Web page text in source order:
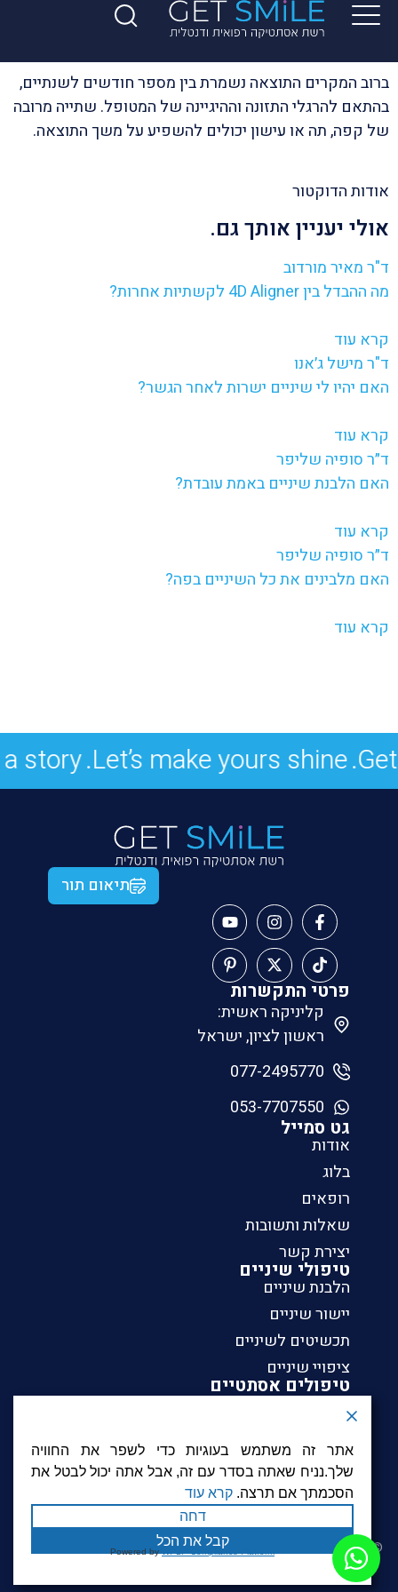
ברוב המקרים התוצאה נשמרת בין מספר חודשים לשנתיים,
בהתאם להרגלי התזונה וההיגיינה של המטופל. שתייה מרובה
של קפה, תה או עישון יכולים להשפיע על משך התוצאה.
אודות הדוקטור
אולי יעניין אותך גם.
ד"ר מאיר מורדוב
מה ההבדל בין 4D Aligner לקשתיות אחרות?
קרא עוד
ד"ר מישל ג׳אנו
האם יהיו לי שיניים ישרות לאחר הגשר?
קרא עוד
ד״ר סופיה שליפר
האם הלבנת שיניים באמת עובדת?
קרא עוד
ד״ר סופיה שליפר
האם מלבינים את כל השיניים בפה?
קרא עוד
story. Let’s make yours shine. Get
תיאום תור
פרטי התקשרות
קליניקה ראשית:
ראשון לציון, ישראל
077-2495770
053-7707550
גט סמייל
אודות
בלוג
רופאים
שאלות ותשובות
יצירת קשר
טיפולי שיניים
הלבנת שיניים
יישור שיניים
תכשיטים לשיניים
ציפויי שיניים
טיפולים אסתטיים
הלבנת שיניים
תכשיטים לשיניים
ציפויי שיניים
© כל הזכויות שמורות ל Get Smile | הצהרת נגישות|
תנאי שימוש
אתר זה משתמש בעוגיות כדי לשפר את החוויה
שלך.נניח שאתה בסדר עם זה, אבל אתה יכול לבטל את
הסכמתך אם תרצה. קרא עוד
דחה
קבל את הכל
Powered by WPLP Compliance Platform